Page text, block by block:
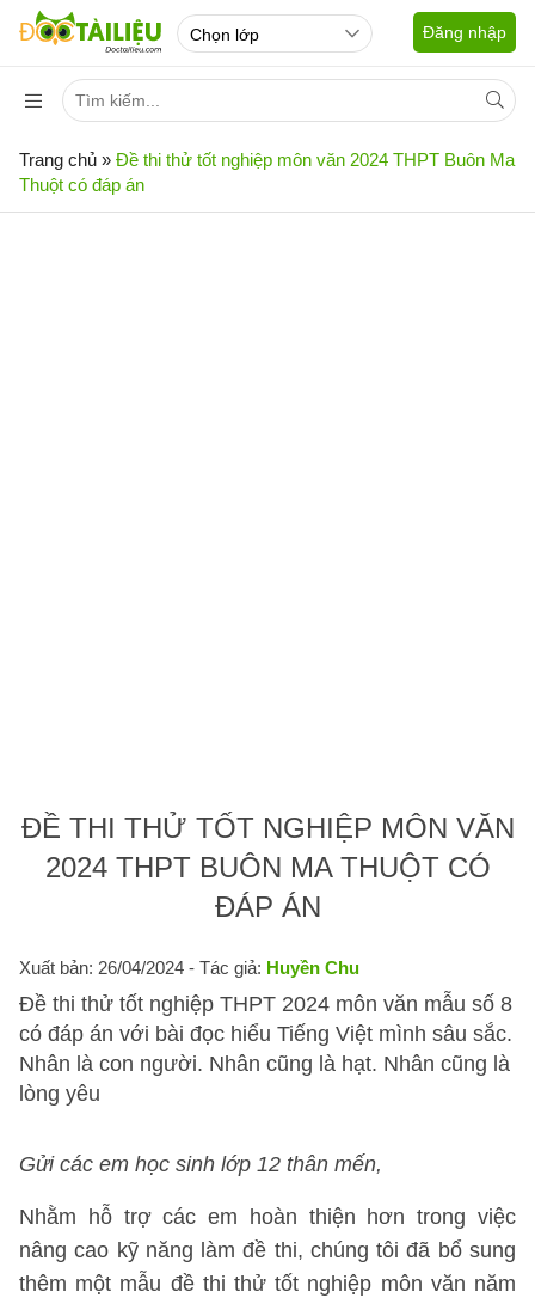
Đăng nhập
Trang chủ » Đề thi thử tốt nghiệp môn văn 2024 THPT Buôn Ma
Thuột có đáp án
ĐỀ THI THỬ TỐT NGHIỆP MÔN VĂN
2024 THPT BUÔN MA THUỘT CÓ
ĐÁP ÁN
Xuất bản: 26/04/2024 - Tác giả: Huyền Chu
Đề thi thử tốt nghiệp THPT 2024 môn văn mẫu số 8
có đáp án với bài đọc hiểu Tiếng Việt mình sâu sắc.
Nhân là con người. Nhân cũng là hạt. Nhân cũng là
lòng yêu
Gửi các em học sinh lớp 12 thân mến,
Nhằm hỗ trợ các em hoàn thiện hơn trong việc
nâng cao kỹ năng làm đề thi, chúng tôi đã bổ sung
thêm một mẫu đề thi thử tốt nghiệp môn văn năm